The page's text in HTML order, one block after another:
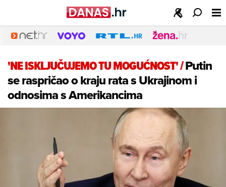
'NE ISKLJUČUJEMO TU MOGUĆNOST'/Putin
se raspričao o kraju rata s Ukrajinom i
odnosima s Amerikancima